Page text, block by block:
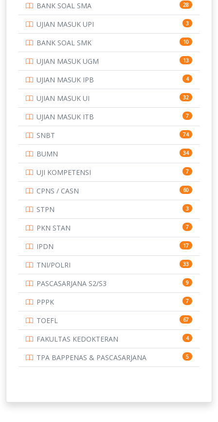
7
PTDI STTD 4
133
SMA 146
SMK 231
SMP 134
STIP 2
153
345
UNIVERSITAS AIRLANGGA 15
16
15
15
14
14
UNIVERSITAS CENDRAWASIH 14
15
219
11
159
UNIVERSITAS JEMBER
BANK SOAL SMA 28
UJIAN MASUK UPI 3
BANK SOAL SMK 10
UJIAN MASUK UGM 13
UJIAN MASUK IPB 4
UJIAN MASUK UI 32
UJIAN MASUK ITB 7
SNBT 74
BUMN 34
UJI KOMPETENSI 7
CPNS / CASN 60
STPN 3
PKN STAN 7
IPDN 17
TNI/POLRI 33
PASCASARJANA S2/S3 9
PPPK 7
TOEFL 67
FAKULTAS KEDOKTERAN 4
TPA BAPPENAS & PASCASARJANA 5